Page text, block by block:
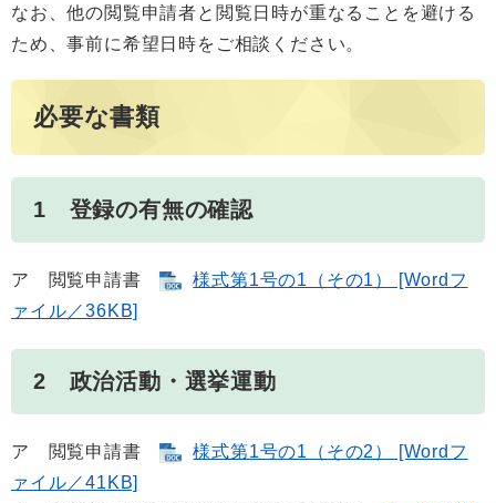
なお、他の閲覧申請者と閲覧日時が重なることを避ける
ため、事前に希望日時をご相談ください。
必要な書類
1 登録の有無の確認
ア 閲覧申請書
様式第1号の1（その1） [Wordフ
ァイル／36KB]
2 政治活動・選挙運動
ア 閲覧申請書
様式第1号の1（その2） [Wordフ
ァイル／41KB]